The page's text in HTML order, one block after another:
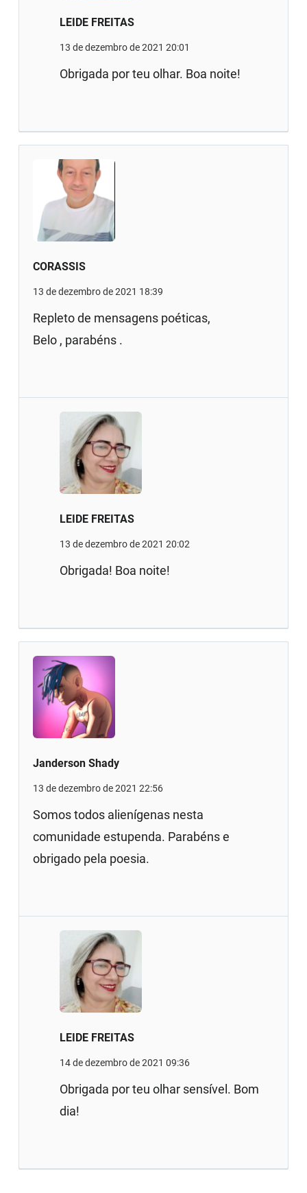
LEIDE FREITAS
13 de dezembro de 2021 20:01
Obrigada por teu olhar. Boa noite!
CORASSIS
13 de dezembro de 2021 18:39
Repleto de mensagens poéticas,
Belo , parabéns .
LEIDE FREITAS
13 de dezembro de 2021 20:02
Obrigada! Boa noite!
Janderson Shady
13 de dezembro de 2021 22:56
Somos todos alienígenas nesta
comunidade estupenda. Parabéns e
obrigado pela poesia.
LEIDE FREITAS
14 de dezembro de 2021 09:36
Obrigada por teu olhar sensível. Bom
dia!